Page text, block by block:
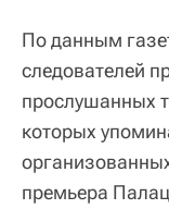
По данным
следователей
прослушанных
которых
премьера